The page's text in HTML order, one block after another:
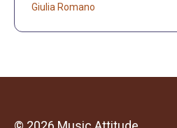
Giulia Romano